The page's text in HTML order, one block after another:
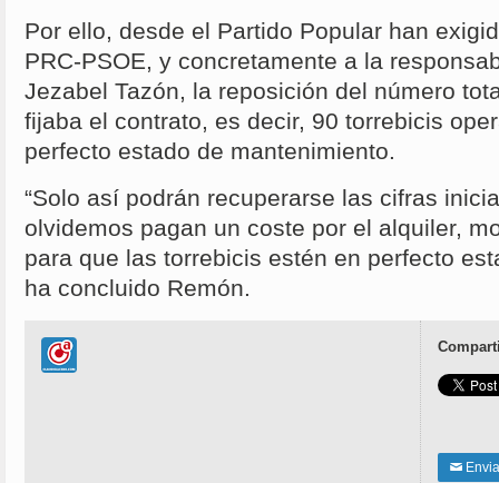
Por ello, desde el Partido Popular han
PRC-PSOE, y concretamente a la
Jezabel Tazón, la reposición del número
fijaba el contrato, es decir, 90 torrebicis
perfecto estado de mantenimiento.
“Solo así podrán recuperarse las cifras
olvidemos pagan un coste por el alquiler,
para que las torrebicis estén en perfecto
ha concluido Remón.
✉